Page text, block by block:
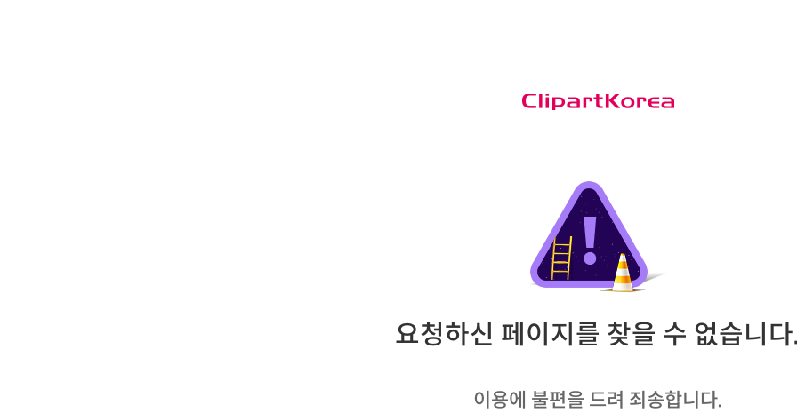
요청하신 페이지를 찾을 수 없습니다.
이용에 불편을 드려 죄송합니다.